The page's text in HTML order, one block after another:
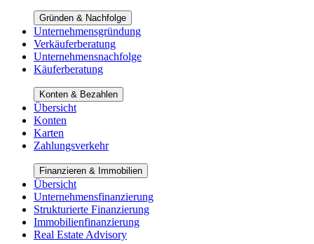
Gründen & Nachfolge
Unternehmensgründung
Verkäuferberatung
Unternehmensnachfolge
Käuferberatung
Konten & Bezahlen
Übersicht
Konten
Karten
Zahlungsverkehr
Finanzieren & Immobilien
Übersicht
Unternehmensfinanzierung
Strukturierte Finanzierung
Immobilienfinanzierung
Real Estate Advisory